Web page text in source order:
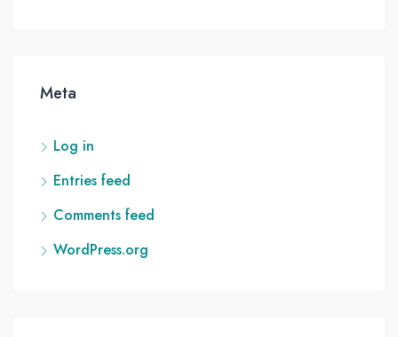
Meta
Log in
Entries feed
Comments feed
WordPress.org